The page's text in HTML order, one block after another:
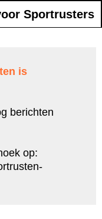
Sportrusters
is
berichten
op: